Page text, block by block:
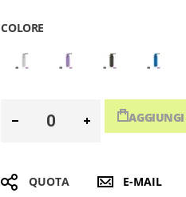
COLORE
AGGIUNGI
QUOTA E-MAIL